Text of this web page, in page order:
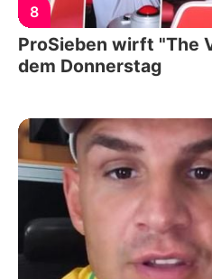
8
ProSieben wirft "The
dem Donnerstag